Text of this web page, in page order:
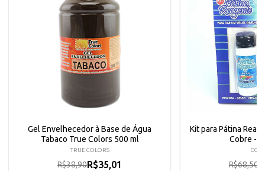
Gel Envelhecedor à Base de Água
Tabaco True Colors 500 ml
TRUE COLORS
R$38,90R$35,01
Kit para Pátina
Cobre -
R$68,50